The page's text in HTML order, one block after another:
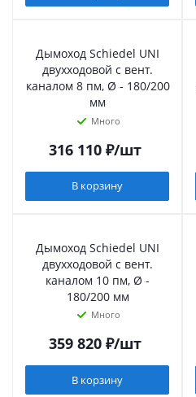
Дымоход Schiedel UNI
двухходовой с вент.
каналом 8 пм, Ø - 180/200
мм
Много
316 110₽/шт
В корзину
Дымоход Schiedel UNI
двухходовой с вент.
каналом 10 пм, Ø -
180/200 мм
Много
359 820₽/шт
В корзину